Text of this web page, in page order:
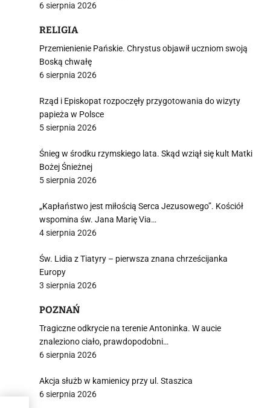
6 sierpnia 2026
RELIGIA
Przemienienie Pańskie. Chrystus objawił uczniom swoją
Boską chwałę
6 sierpnia 2026
Rząd i Episkopat rozpoczęły przygotowania do wizyty
papieża w Polsce
5 sierpnia 2026
Śnieg w środku rzymskiego lata. Skąd wziął się kult Matki
Bożej Śnieżnej
5 sierpnia 2026
„Kapłaństwo jest miłością Serca Jezusowego”. Kościół
wspomina św. Jana Marię Via…
4 sierpnia 2026
Św. Lidia z Tiatyry – pierwsza znana chrześcijanka
Europy
3 sierpnia 2026
POZNAŃ
Tragiczne odkrycie na terenie Antoninka. W aucie
znaleziono ciało, prawdopodobni…
6 sierpnia 2026
Akcja służb w kamienicy przy ul. Staszica
6 sierpnia 2026